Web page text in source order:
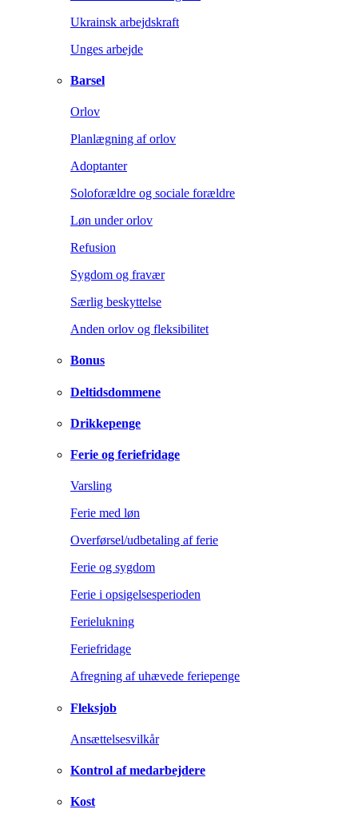
Ukrainsk arbejdskraft
Unges arbejde
Barsel
Orlov
Planlægning af orlov
Adoptanter
Soloforældre og sociale forældre
Løn under orlov
Refusion
Sygdom og fravær
Særlig beskyttelse
Anden orlov og fleksibilitet
Bonus
Deltidsdommene
Drikkepenge
Ferie og feriefridage
Varsling
Ferie med løn
Overførsel/udbetaling af ferie
Ferie og sygdom
Ferie i opsigelsesperioden
Ferielukning
Feriefridage
Afregning af uhævede feriepenge
Fleksjob
Ansættelsesvilkår
Kontrol af medarbejdere
Kost